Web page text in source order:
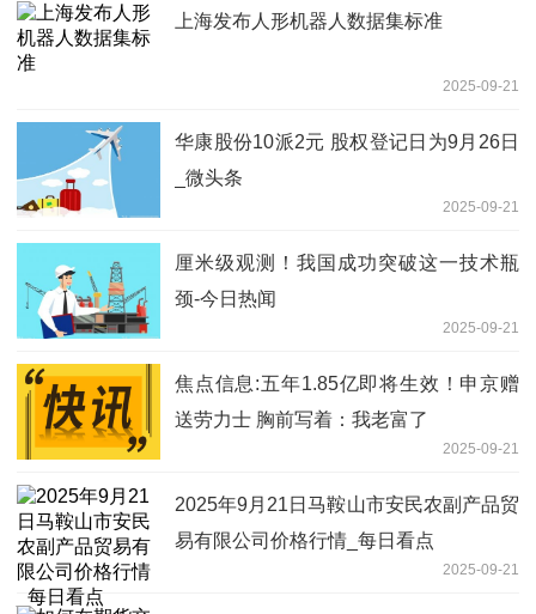
上海发布人形机器人数据集标准
2025-09-21
华康股份10派2元 股权登记日为9月26日
_微头条
2025-09-21
厘米级观测！我国成功突破这一技术瓶
颈-今日热闻
2025-09-21
焦点信息:五年1.85亿即将生效！申京赠
送劳力士 胸前写着：我老富了
2025-09-21
2025年9月21日马鞍山市安民农副产品贸
易有限公司价格行情_每日看点
2025-09-21